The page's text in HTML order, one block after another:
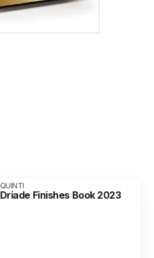
QUINTI
Driade Finishes Book 2023